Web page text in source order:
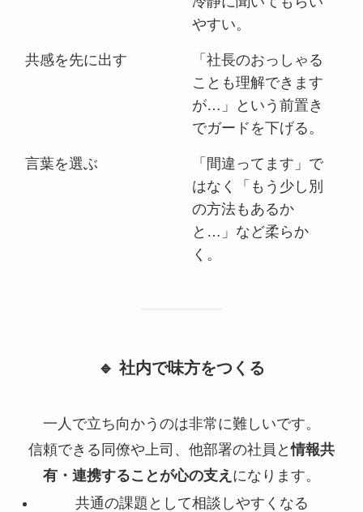
やすい。
共感を先に出す
「社長のおっしゃる
ことも理解できます
が…」という前置き
でガードを下げる。
言葉を選ぶ
「間違ってます」で
はなく「もう少し別
の方法もあるか
と…」など柔らか
く。
🔹 社内で味方をつくる
一人で立ち向かうのは非常に難しいです。
信頼できる同僚や上司、他部署の社員と情報共
有・連携することが心の支え になります。
共通の課題として相談しやすくなる